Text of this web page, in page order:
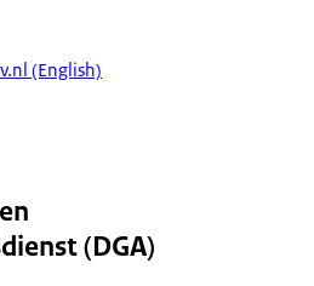
(English)
(DGA)